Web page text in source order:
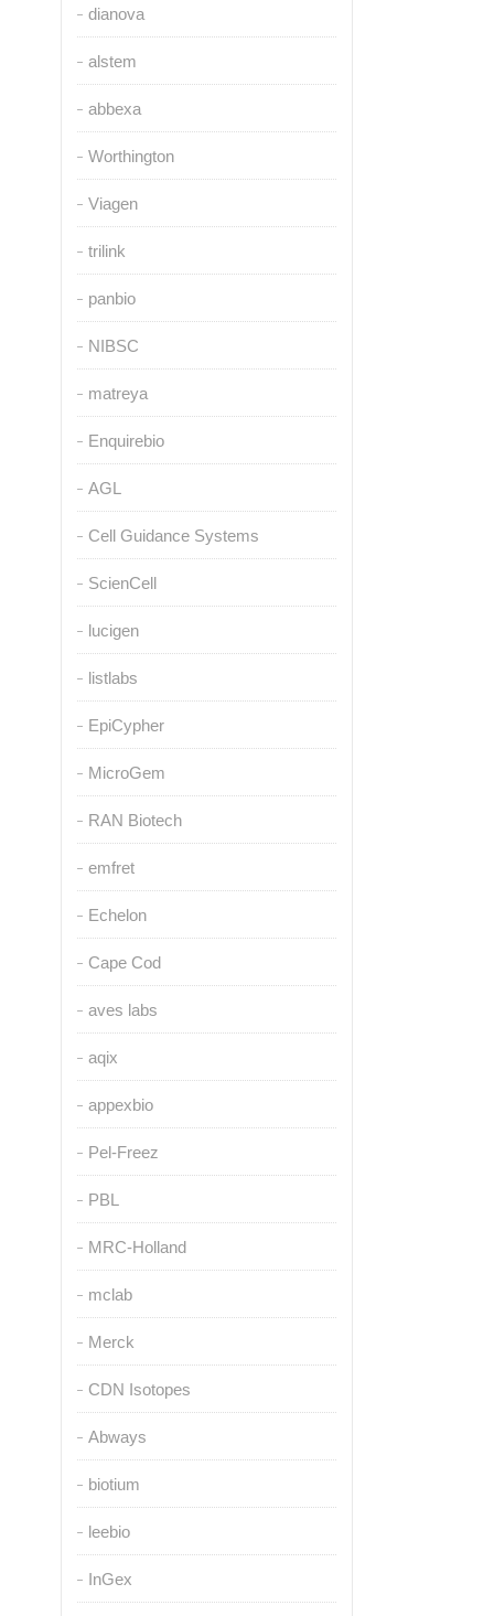
dianova
alstem
abbexa
Worthington
Viagen
trilink
panbio
NIBSC
matreya
Enquirebio
AGL
Cell Guidance Systems
ScienCell
lucigen
listlabs
EpiCypher
MicroGem
RAN Biotech
emfret
Echelon
Cape Cod
aves labs
aqix
appexbio
Pel-Freez
PBL
MRC-Holland
mclab
Merck
CDN Isotopes
Abways
biotium
leebio
InGex